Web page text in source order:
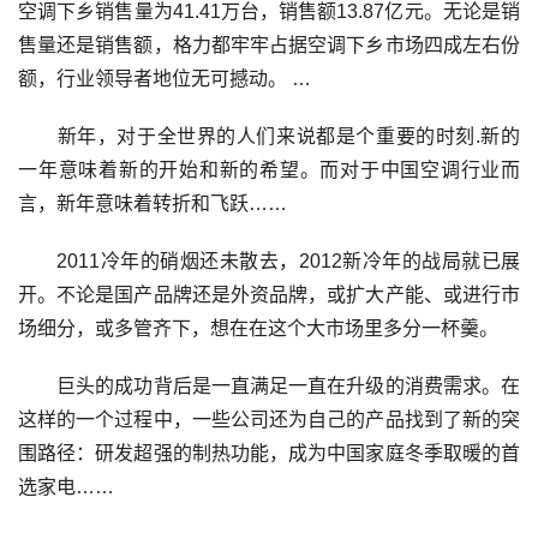
空调下乡销售量为41.41万台，销售额13.87亿元。无论是销
售量还是销售额，格力都牢牢占据空调下乡市场四成左右份
额，行业领导者地位无可撼动。 …
新年，对于全世界的人们来说都是个重要的时刻.新的
一年意味着新的开始和新的希望。而对于中国空调行业而
言，新年意味着转折和飞跃……
2011冷年的硝烟还未散去，2012新冷年的战局就已展
开。不论是国产品牌还是外资品牌，或扩大产能、或进行市
场细分，或多管齐下，想在在这个大市场里多分一杯羹。
巨头的成功背后是一直满足一直在升级的消费需求。在
这样的一个过程中，一些公司还为自己的产品找到了新的突
围路径：研发超强的制热功能，成为中国家庭冬季取暖的首
选家电……